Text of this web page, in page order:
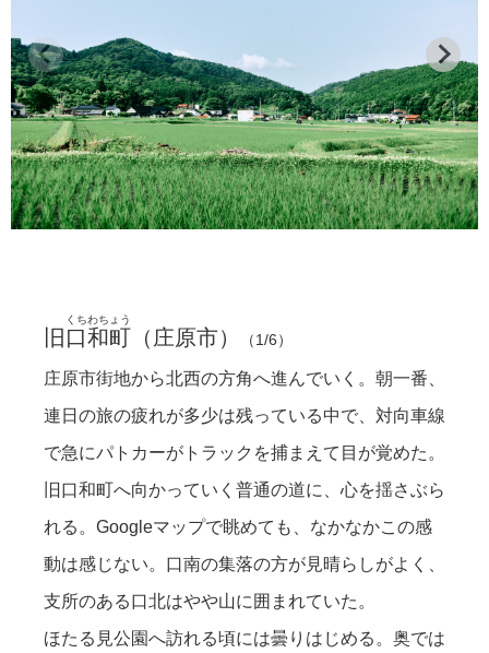
旧 口和町
くちわちょう
（庄原市） （1/6）
庄原市街地から北西の方角へ進んでいく。朝一番、
連日の旅の疲れが多少は残っている中で、対向車線
で急にパトカーがトラックを捕まえて目が覚めた。
旧口和町へ向かっていく普通の道に、心を揺さぶら
れる。Googleマップで眺めても、なかなかこの感
動は感じない。口南の集落の方が見晴らしがよく、
支所のある口北はやや山に囲まれていた。
ほたる見公園へ訪れる頃には曇りはじめる。奥では